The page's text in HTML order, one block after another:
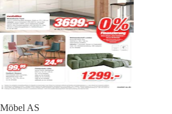
Möbel AS